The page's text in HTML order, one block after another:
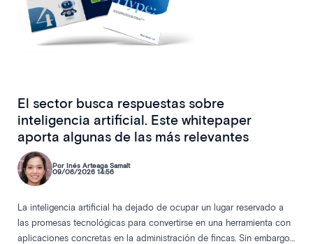
El sector busca respuestas sobre
inteligencia artificial. Este whitepaper
aporta algunas de las más relevantes
Por Inés Arteaga Samalt
09/06/2026 14:56
La inteligencia artificial ha dejado de ocupar un lugar reservado a
las promesas tecnológicas para convertirse en una herramienta con
aplicaciones concretas en la administración de fincas. Sin embargo,